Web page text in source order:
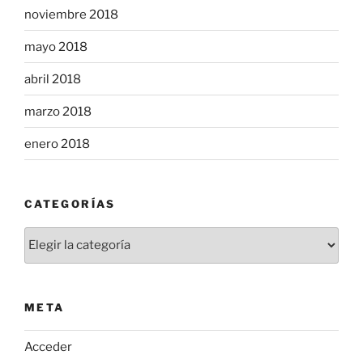
noviembre 2018
mayo 2018
abril 2018
marzo 2018
enero 2018
CATEGORÍAS
META
Acceder